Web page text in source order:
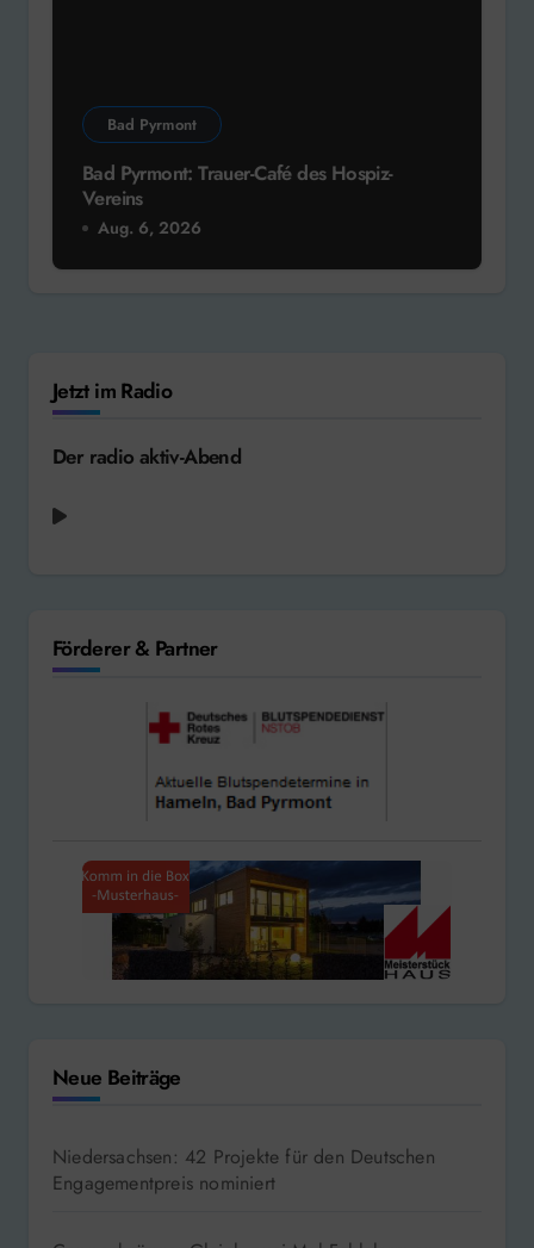
Bad Pyrmont
Bad Pyrmont: Trauer-Café des Hospiz-
Vereins
Aug. 6, 2026
Jetzt im Radio
Der radio aktiv-Abend
Förderer & Partner
Neue Beiträge
Niedersachsen: 42 Projekte für den Deutschen
Engagementpreis nominiert